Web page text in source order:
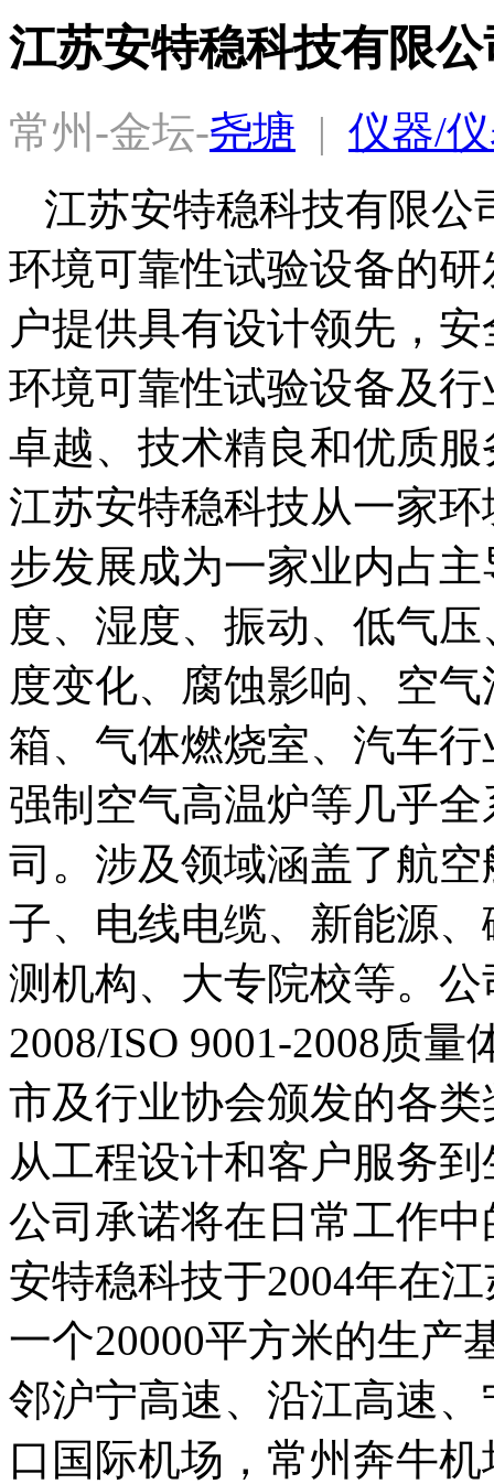
江苏安特稳科技有限
常州-金坛-尧塘 | 仪器/
江苏安特稳科技有限公
环境可靠性试验设备的
户提供具有设计领先，
环境可靠性试验设备及
卓越、技术精良和优质
江苏安特稳科技从一家
步发展成为一家业内占
度、湿度、振动、低气
度变化、腐蚀影响、空
箱、气体燃烧室、汽车
强制空气高温炉等几乎
司。涉及领域涵盖了航
子、电线电缆、新能源
测机构、大专院校等。公
2008/ISO 9001-2008质
市及行业协会颁发的各
从工程设计和客户服务
公司承诺将在日常工作
安特稳科技于2004年在
一个20000平方米的生产
邻沪宁高速、沿江高速
口国际机场，常州奔牛